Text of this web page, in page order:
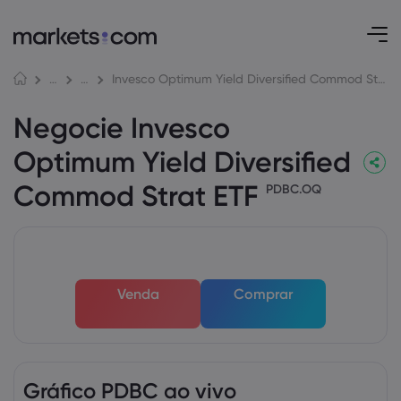
Mercados
ETFs Invesco Optimum Yield Diversified Commod Strat ETF
Negocie Invesco
Optimum Yield Diversified
Commod Strat ETF PDBC.OQ
Venda Comprar
Gráfico PDBC ao vivo